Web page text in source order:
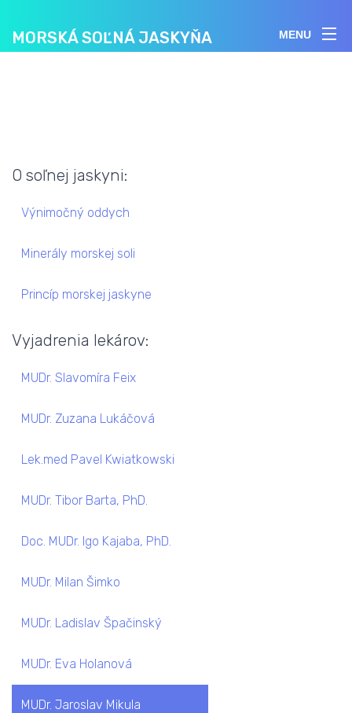
MORSKÁ SOĽNÁ JASKYŇA MENU
O soľnej jaskyni:
Výnimočný oddych
Minerály morskej soli
Princíp morskej jaskyne
Vyjadrenia lekárov:
MUDr. Slavomíra Feix
MUDr. Zuzana Lukáčová
Lek.med Pavel Kwiatkowski
MUDr. Tibor Barta, PhD.
Doc. MUDr. Igo Kajaba, PhD.
MUDr. Milan Šimko
MUDr. Ladislav Špačinský
MUDr. Eva Holanová
MUDr. Jaroslav Mikula